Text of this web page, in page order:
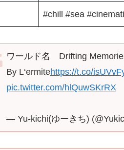
#chill #sea
ワールド名 Drifting
By L‘ermitehttps://t.co/
pic.twitter.com/hlQuwSKrRX
— Yu-kichi(ゆーきち)